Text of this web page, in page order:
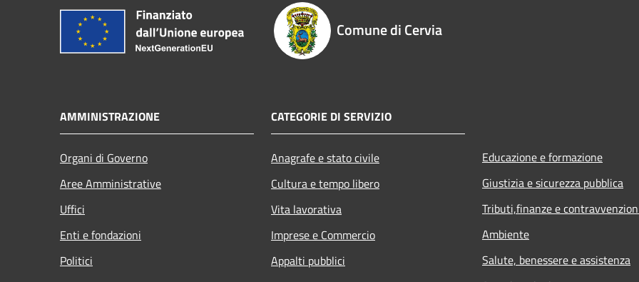
Comune di Cervia
AMMINISTRAZIONE
Organi di Governo
Aree Amministrative
Uffici
Enti e fondazioni
Politici
CATEGORIE DI SERVIZIO
Anagrafe e stato civile
Cultura e tempo libero
Vita lavorativa
Imprese e Commercio
Appalti pubblici
Educazione e formazione
Giustizia e sicurezza pubblica
Tributi,finanze e
Ambiente
Salute, benessere e assistenza